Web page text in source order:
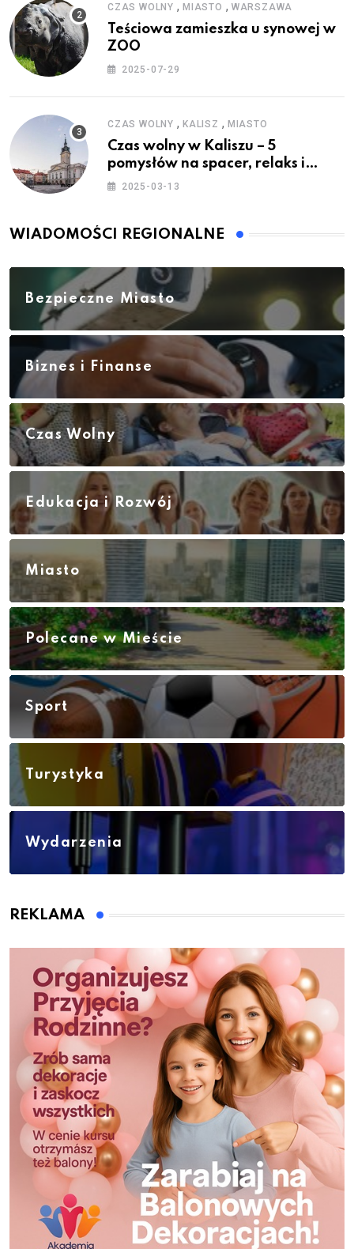
CZAS WOLNY , MIASTO , WARSZAWA
Teściowa zamieszka u synowej w
ZOO
2025-07-29
CZAS WOLNY , KALISZ , MIASTO
Czas wolny w Kaliszu – 5
pomysłów na spacer, relaks i
rodzinne atrakcje
2025-03-13
WIADOMOŚCI REGIONALNE
Bezpieczne Miasto
Biznes i Finanse
Czas Wolny
Edukacja i Rozwój
Miasto
Polecane w Mieście
Sport
Turystyka
Wydarzenia
REKLAMA